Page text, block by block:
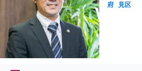
府
見区